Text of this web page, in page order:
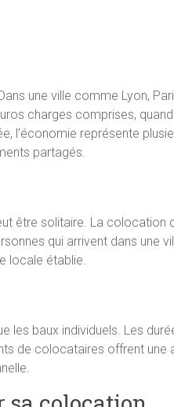
une ville comme Lyon,
charges comprises,
l’économie représente
partagés.
être solitaire. La colocation
qui arrivent dans une
locale établie.
baux individuels. Les
de colocataires offrent une